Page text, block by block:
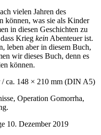
vielen Jahren des
können, was sie als Kinder
in diesen Geschichten zu
Krieg kein Abenteuer ist.
leben aber in diesem Buch,
wir dieses Buch, denn es
können.
/ ca. 148 × 210 mm (DIN A5)
Operation Gomorrha,
10. Dezember 2019